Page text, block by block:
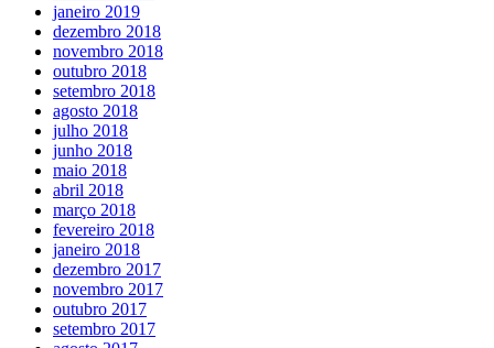
janeiro 2019
dezembro 2018
novembro 2018
outubro 2018
setembro 2018
agosto 2018
julho 2018
junho 2018
maio 2018
abril 2018
março 2018
fevereiro 2018
janeiro 2018
dezembro 2017
novembro 2017
outubro 2017
setembro 2017